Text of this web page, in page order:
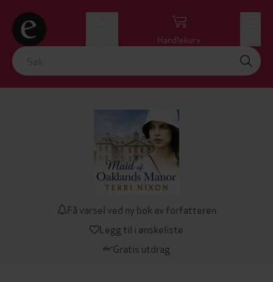
Handlekurv
Få varsel ved ny bok av forfatteren
Legg til i ønskeliste
Gratis utdrag